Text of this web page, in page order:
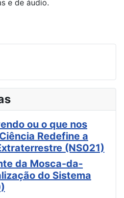
e de áudio.
ou o que nos
Redefine a
(NS021)
da Mosca-da-
do Sistema